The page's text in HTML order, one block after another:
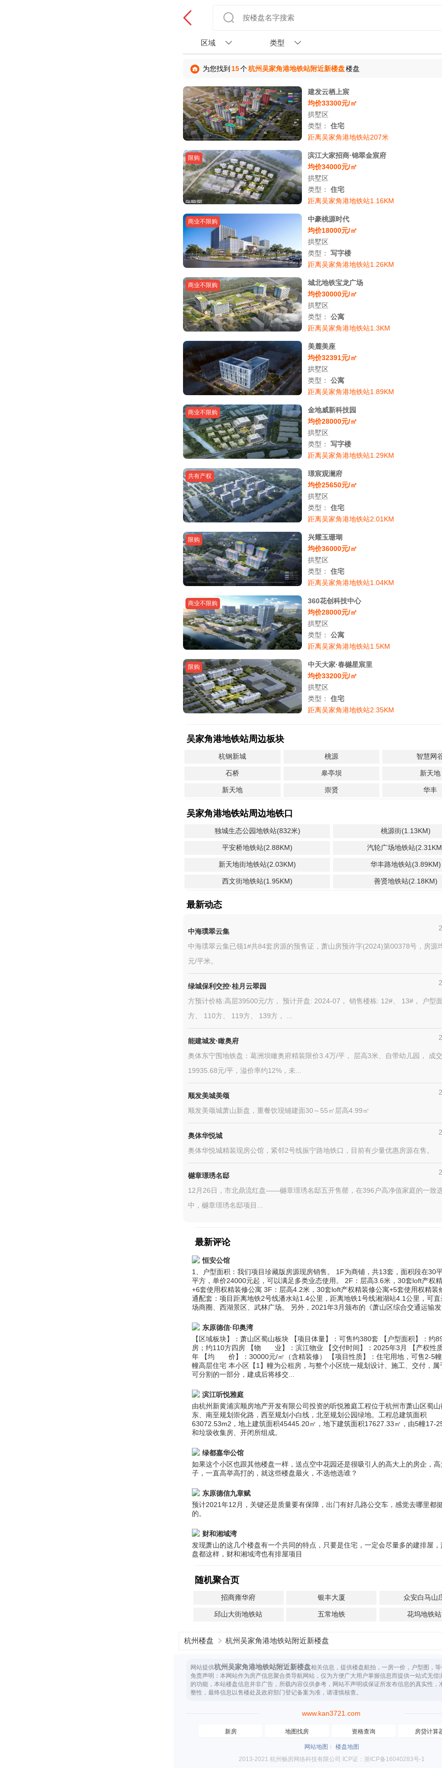
区域 类型
为您找到 15个杭州吴家角港地铁站附近新楼盘楼盘
建发云栖上宸
均价33300元/㎡
拱墅区
类型： 住宅
距离吴家角港地铁站207米
限购
滨江大家招商·锦翠金宸府
均价34000元/㎡
拱墅区
类型： 住宅
距离吴家角港地铁站1.16KM
商业不限购
中豪桃源时代
均价18000元/㎡
拱墅区
类型： 写字楼
距离吴家角港地铁站1.26KM
商业不限购
城北地铁宝龙广场
均价30000元/㎡
拱墅区
类型： 公寓
距离吴家角港地铁站1.3KM
美麓美座
均价32391元/㎡
拱墅区
类型： 公寓
距离吴家角港地铁站1.89KM
商业不限购
金地威新科技园
均价28000元/㎡
拱墅区
类型： 写字楼
距离吴家角港地铁站1.29KM
共有产权
璟宸观澜府
均价25650元/㎡
拱墅区
类型： 住宅
距离吴家角港地铁站2.01KM
限购
兴耀玉珊瑚
均价36000元/㎡
拱墅区
类型： 住宅
距离吴家角港地铁站1.04KM
商业不限购
360花创科技中心
均价28000元/㎡
拱墅区
类型： 公寓
距离吴家角港地铁站1.5KM
限购
中天大家·春樾星宸里
均价33200元/㎡
拱墅区
类型： 住宅
距离吴家角港地铁站2.35KM
吴家角港地铁站周边板块
杭钢新城 桃源 智慧网
石桥 皋亭坝 新天地
新天地 崇贤 华丰
吴家角港地铁站周边地铁口
独城生态公园地铁站(832米) 桃源街(1.13KM)
平安桥地铁站(2.88KM) 汽轮广场地铁站
新天地街地铁站(2.03KM) 华丰路地铁站(3.89KM)
西文街地铁站(1.95KM) 善贤地铁站(2.18KM)
最新动态
中海璞翠云集
中海璞翠云集已领1#共84套房源的预售证，萧山房预许字(2024)第00378号，房源
元/平米。
绿城保利交控·桂月云翠园
方预计价格:高层39500元/方， 预计开盘: 2024-07， 销售楼栋: 12#、 13#， 户型
方、 110方、 119方、 139方， ...
能建城发·瞰奥府
奥体东宁围地铁盘：葛洲坝瞰奥府精装限价3.4万/平， 层高3米、自带幼儿园， 成
19935.68元/平，溢价率约12%，未...
顺发美城美颂
顺发美颂城萧山新盘，重餐饮现铺建面30～55㎡层高4.99㎡
奥体华悦城
奥体华悦城精装现房公馆，紧邻2号线振宁路地铁口，目前有少量优惠房源在售。
樾章璟琇名邸
12月26日，市北鼎流红盘——樾章璟琇名邸五开售罄，在396户高净值家庭的一致
中，樾章璟琇名邸项目...
最新评论
恒安公馆
1、户型面积：我们项目珍藏版房源现房销售。 1F为商铺，共13套，面积段在30
平方，单价24000元起，可以满足多类业态使用。 2F：层高3.6米，30套loft产权
+6套使用权精装修公寓 3F：层高4.2米，30套loft产权精装修公寓+5套使用权精装
通配套：项目距离地铁2号线潘水站1.4公里，距离地铁1号线湘湖站4.1公里，可
场商圈、西湖景区、武林广场。 另外，2021年3月颁布的《萧山区综合交通运输
东原德信·印奥湾
【区域板块】：萧山区蜀山板块 【项目体量】：可售约380套 【户型面积】：约
房；约110方四房 【物 业】：滨江物业 【交付时间】：2025年3月 【产权性
年 【均 价】：30000元/㎡（含精装修） 【项目性质】：住宅用地，可售2-5
幢高层住宅 本小区【1】幢为公租房，与整个小区统一规划设计、施工、交付，属
可分割的一部分，建成后将移交...
滨江听悦雅庭
由杭州新黄浦滨顺房地产开发有限公司投资的听悦雅庭工程位于杭州市萧山区蜀
东、南至规划崇化路，西至规划小白线，北至规划公园绿地。工程总建筑面积
63072.53m2，地上建筑面积45445.20㎡，地下建筑面积17627.33㎡，由5幢17-
和垃圾收集房、开闭所组成。
绿都嘉华公馆
如果这个小区也跟其他楼盘一样，送点空中花园还是很吸引人的高大上的房企，
子，一直高举高打的，就这些楼盘最火，不选他选谁？
东原德信九章赋
预计2021年12月，关键还是质量要有保障，出门有好几路公交车，感觉去哪里都
的。
财和湘域湾
发现萧山的这几个楼盘有一个共同的特点，只要是住宅，一定会尽量多的建排屋
盘都这样，财和湘域湾也有排屋项目
随机聚合页
招商雍华府 银丰大厦 众安白马山
邱山大街地铁站 五常地铁 花坞地铁站
杭州楼盘 杭州吴家角港地铁站附近新楼盘
网站提供杭州吴家角港地铁站附近新楼盘相关信息，提供楼盘航拍，一房一价，户型图，
免责声明：本网站作为房产信息聚合类导航网站，仅为方便广大用户掌握信息而提供一站式无偿
的功能，本站楼盘信息并非广告，所载内容仅供参考，网站不声明或保证所发布信息的真实性，
整性，最终信息以售楼处及政府部门登记备案为准，请谨慎核查。
www.kan3721.com
新房 地图找房 资格查询 房贷计算
网站地图
楼盘地图
2013-2021 杭州畅房网络科技有限公司 ICP证：浙ICP备16040283号-1